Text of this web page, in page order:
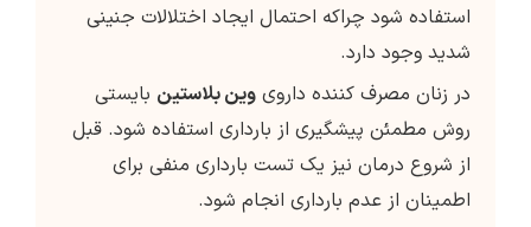
استفاده شود چراکه احتمال ایجاد اختلالات جنینی
شدید وجود دارد.
در زنان مصرف کننده داروی وین بلاستین بایستی
روش مطمئن پیشگیری از بارداری استفاده شود. قبل
از شروع درمان نیز یک تست بارداری منفی برای
اطمینان از عدم بارداری انجام شود.